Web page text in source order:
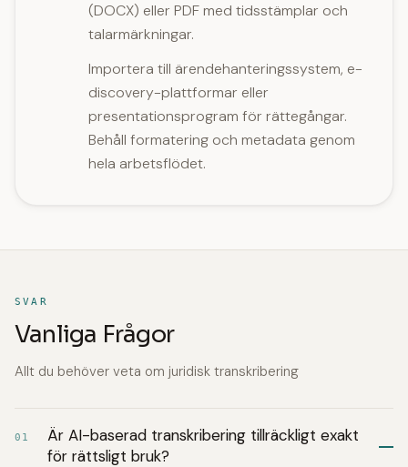
(DOCX) eller PDF med tidsstämplar och
talarmärkningar.
Importera till ärendehanteringssystem, e-
discovery-plattformar eller
presentationsprogram för rättegångar.
Behåll formatering och metadata genom
hela arbetsflödet.
SVAR
Vanliga Frågor
Allt du behöver veta om juridisk transkribering
01
Är AI-baserad transkribering tillräckligt exakt
för rättsligt bruk?